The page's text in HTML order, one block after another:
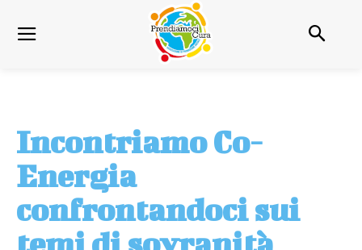
Incontriamo Co-
Energia
confrontandoci sui